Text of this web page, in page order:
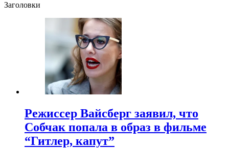
Заголовки
Режиссер Вайсберг заявил, что
Собчак попала в образ в фильме
“Гитлер, капут”